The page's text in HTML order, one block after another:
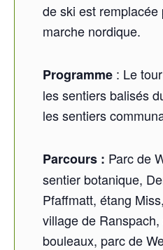
de ski est
marche nordique.
Programme : Le
les sentiers balisés
les sentiers
Parcours : Parc de
sentier botanique,
Pfaffmatt, étang
village de
bouleaux, parc de